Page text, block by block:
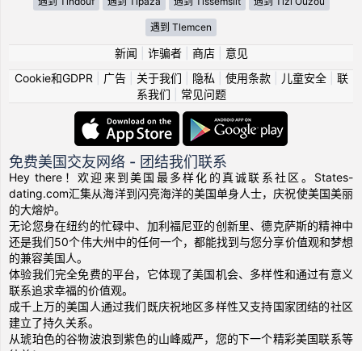
遇到 Tlemcen
新闻 诈骗者| 商店| 意见
Cookie和GDPR
广告| 关于我们 隐私 使用条款| 儿童安全| 联
系我们
常见问题
免费美国交友网络 - 团结我们联系
Hey there！欢迎来到美国最多样化的真诚联系社区。States-
dating.com汇集从海洋到闪亮海洋的美国单身人士，庆祝使美国美丽
的大熔炉。
无论您身在纽约的忙碌中、加利福尼亚的创新里、德克萨斯的精神中
还是我们50个伟大州中的任何一个，都能找到与您分享价值观和梦想
的兼容美国人。
体验我们完全免费的平台，它体现了美国机会、多样性和通过有意义
联系追求幸福的价值观。
成千上万的美国人通过我们既庆祝地区多样性又支持国家团结的社区
建立了持久关系。
从琥珀色的谷物波浪到紫色的山峰威严，您的下一个精彩美国联系等